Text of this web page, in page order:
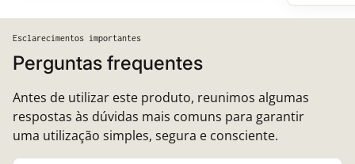
Esclarecimentos importantes
Perguntas frequentes
Antes de utilizar este produto, reunimos algumas
respostas às dúvidas mais comuns para garantir
uma utilização simples, segura e consciente.